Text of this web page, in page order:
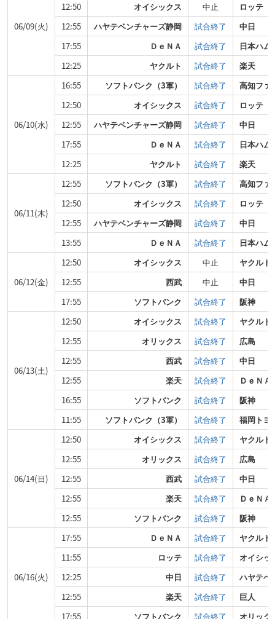
06/09(火)
12:50
オイシックス 中止
ロッテ
12:55
ハヤテベンチャーズ静岡 試合終了
中日
17:55
ＤｅＮＡ 試合終了
日本ハム
12:25
ヤクルト 試合終了 楽天
06/10(水)
16:55 ソフトバンク（3軍） 試合終了
高知ファ
12:50
オイシックス 試合終了
ロッテ
12:55
ハヤテベンチャーズ静岡 試合終了
中日
17:55
ＤｅＮＡ 試合終了
日本ハム
12:25
ヤクルト 試合終了 楽天
06/11(木)
12:55 ソフトバンク（3軍） 試合終了
高知ファ
12:50
オイシックス 試合終了
ロッテ
12:55
ハヤテベンチャーズ静岡 試合終了
中日
13:55
ＤｅＮＡ 試合終了 日本ハム
06/12(金)
12:50 オイシックス 中止
ヤクルト
12:55
西武 中止
中日
17:55
ソフトバンク 試合終了 阪神
06/13(土)
12:50 オイシックス 試合終了
ヤクルト
12:55
オリックス 試合終了
広島
12:55
西武 試合終了
中日
12:55
楽天 試合終了
ＤｅＮＡ
16:55
ソフトバンク 試合終了
阪神
11:55
ソフトバンク（3軍） 試合終了 福岡トヨ
06/14(日)
12:50 オイシックス 試合終了
ヤクルト
12:55
オリックス 試合終了
広島
12:55
西武 試合終了
中日
12:55
楽天 試合終了
ＤｅＮＡ
12:55
ソフトバンク 試合終了 阪神
06/16(火)
17:55 ＤｅＮＡ 試合終了
ヤクルト
11:55
ロッテ 試合終了
オイシッ
12:25
中日 試合終了
ハヤテベ
12:55
楽天 試合終了
巨人
17:55
ソフトバンク 試合終了 オリック